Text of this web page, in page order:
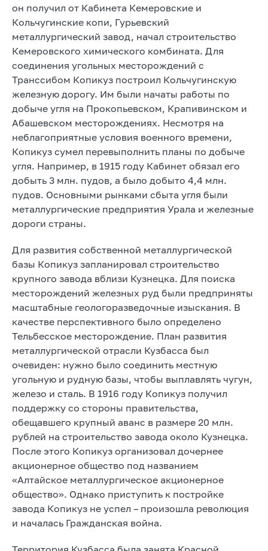
он получил от Кабинета Кемеровские и
Кольчугинские копи, Гурьевский
металлургический завод, начал строительство
Кемеровского химического комбината. Для
соединения угольных месторождений с
Транссибом Копикуз построил Кольчугинскую
железную дорогу. Им были начаты работы по
добыче угля на Прокопьевском, Крапивинском и
Абашевском месторождениях. Несмотря на
неблагоприятные условия военного времени,
Копикуз сумел перевыполнить планы по добыче
угля. Например, в 1915 году Кабинет обязал его
добыть 3 млн. пудов, а было добыто 4,4 млн.
пудов. Основными рынками сбыта угля были
металлургические предприятия Урала и железные
дороги страны.
Для развития собственной металлургической
базы Копикуз запланировал строительство
крупного завода вблизи Кузнецка. Для поиска
месторождений железных руд были предприняты
масштабные геологоразведочные изыскания. В
качестве перспективного было определено
Тельбесское месторождение. План развития
металлургической отрасли Кузбасса был
очевиден: нужно было соединить местную
угольную и рудную базы, чтобы выплавлять чугун,
железо и сталь. В 1916 году Копикуз получил
поддержку со стороны правительства,
обещавшего крупный аванс в размере 20 млн.
рублей на строительство завода около Кузнецка.
После этого Копикуз организовал дочернее
акционерное общество под названием
«Алтайское металлургическое акционерное
общество». Однако приступить к постройке
завода Копикуз не успел – произошла революция
и началась Гражданская война.